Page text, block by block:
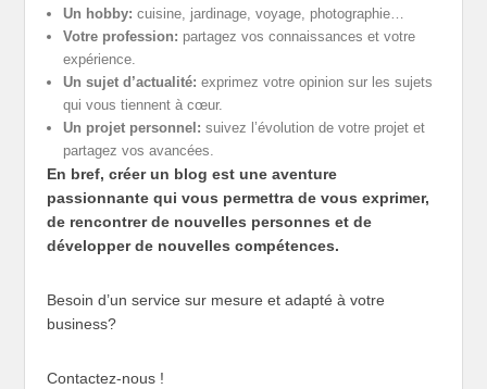
Un hobby: cuisine, jardinage, voyage, photographie…
Votre profession: partagez vos connaissances et votre
expérience.
Un sujet d’actualité: exprimez votre opinion sur les sujets
qui vous tiennent à cœur.
Un projet personnel: suivez l’évolution de votre projet et
partagez vos avancées.
En bref, créer un blog est une aventure
passionnante qui vous permettra de vous exprimer,
de rencontrer de nouvelles personnes et de
développer de nouvelles compétences.
Besoin d’un service sur mesure et adapté à votre
business?
Contactez-nous !